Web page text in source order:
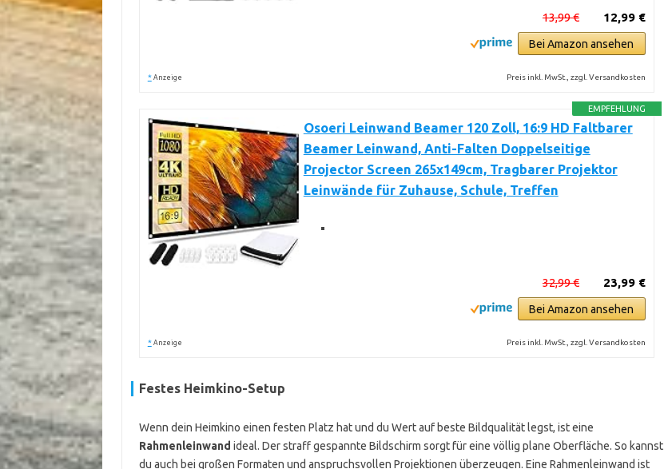
12,99 €
13,99 €
Bei Amazon ansehen
* Anzeige Preis inkl. MwSt., zzgl. Versandkosten
EMPFEHLUNG
Osoeri Leinwand Beamer 120 Zoll, 16:9 HD Faltbarer
Beamer Leinwand, Anti-Falten Doppelseitige
Projector Screen 265x149cm, Tragbarer Projektor
Leinwände für Zuhause, Schule, Treffen
23,99 €
32,99 €
Bei Amazon ansehen
* Anzeige Preis inkl. MwSt., zzgl. Versandkosten
Festes Heimkino-Setup
Wenn dein Heimkino einen festen Platz hat und du Wert auf beste Bildqualität legst, ist eine
Rahmenleinwand ideal. Der straff gespannte Bildschirm sorgt für eine völlig plane Oberfläche. So kannst
du auch bei großen Formaten und anspruchsvollen Projektionen überzeugen. Eine Rahmenleinwand ist